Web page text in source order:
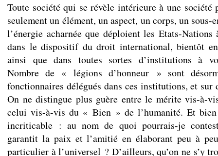
Toute société qui se révèle intérieure à une société
seulement un élément, un aspect, un corps, un sous-
l’énergie acharnée que déploient les Etats-Nations
dans le dispositif du droit international, bientôt
ainsi que dans toutes sortes d’institutions à
Nombre de « légions d’honneur » sont
fonctionnaires délégués dans ces institutions, et
On ne distingue plus guère entre le mérite vis-à-
celui vis-à-vis du « Bien » de l’humanité. Et bien
incriticable : au nom de quoi pourrais-je
garantit la paix et l’amitié en élaborant peu à
particulier à l’universel ? D’ailleurs, qu’on ne s’y